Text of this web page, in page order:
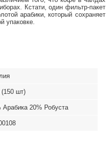
Кстати, один фильтр-пакет
арабики, который сохраняет
упаковке.
(150 шт)
Арабика 20% Робуста